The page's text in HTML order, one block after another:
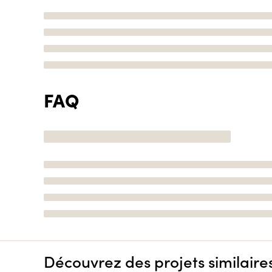
FAQ
Découvrez des projets